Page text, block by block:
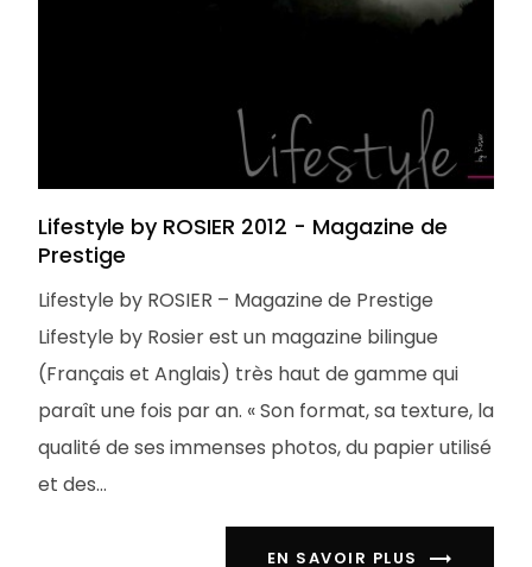
Lifestyle by ROSIER 2012 - Magazine de
Prestige
Lifestyle by ROSIER – Magazine de Prestige
Lifestyle by Rosier est un magazine bilingue
(Français et Anglais) très haut de gamme qui
paraît une fois par an. « Son format, sa texture, la
qualité de ses immenses photos, du papier utilisé
et des...
EN SAVOIR PLUS